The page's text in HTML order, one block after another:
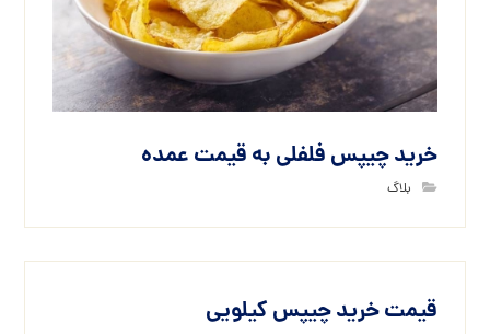
خرید چیپس فلفلی به قیمت عمده
بلاگ
قیمت خرید چیپس کیلویی